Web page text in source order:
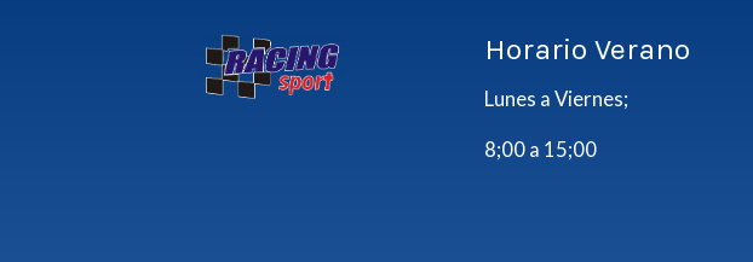
Horario Verano
Lunes a Viernes;
8;00 a 15;00